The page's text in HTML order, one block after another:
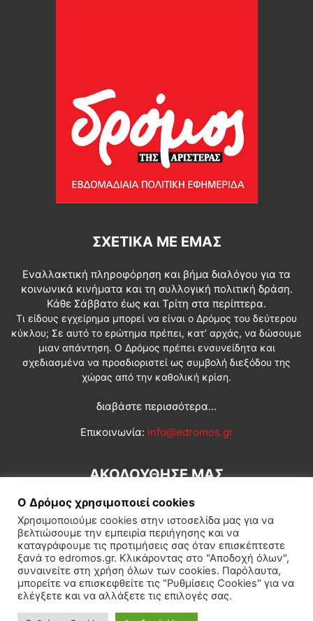
ΣΧΕΤΙΚΆ ΜΕ ΕΜΆΣ
Εναλλακτική πληροφόρηση και βήμα διαλόγου για τα
κοινωνικά κινήματα και τη συλλογική πολιτική δράση.
Κάθε Σάββατο έως και Τρίτη στα περίπτερα.
Τι είδους εγχείρημα μπορεί να είναι ο Δρόμος του δεύτερου
κύκλου; Σε αυτό το ερώτημα πρέπει, κατ’ αρχάς, να δώσουμε
μιαν απάντηση. Ο Δρόμος πρέπει ενσυνείδητα και
σχεδιασμένα να προσδιοριστεί ως συμβολή διεξόδου της
χώρας από την καθολική κρίση.
διαβάστε περισσότερα...
Επικοινωνία: info@edromos.gr
ΑΚΟΛΟΥΘΗΣΕ ΜΑΣ
Εγγραφή συνδρομητή Πολιτική Διεθνή Κοινωνία
Πολιτισμός Αφιερώματα
Ο Δρόμος χρησιμοποιεί cookies
Χρησιμοποιούμε cookies στην ιστοσελίδα μας για να
βελτιώσουμε την εμπειρία περιήγησης και να
καταγράφουμε τις προτιμήσεις σας όταν επισκέπτεστε
ξανά το edromos.gr. Κλικάροντας στο "Αποδοχή όλων",
συναινείτε στη χρήση όλων των cookies. Παρόλαυτα,
μπορείτε να επισκεφθείτε τις "Ρυθμίσεις Cookies" για να
ελέγξετε και να αλλάξετε τις επιλογές σας.